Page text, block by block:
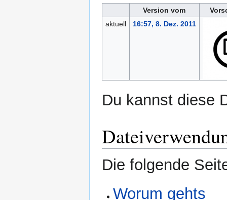
Version vom
aktuell
16:57, 8. Dez. 2011
Du kannst diese
Die folgende
Worum gehts